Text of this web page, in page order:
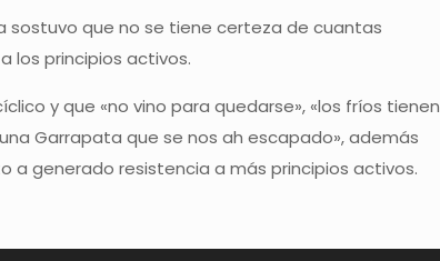
sostuvo que no se tiene certeza de cuantas
los principios activos.
y que «no vino para quedarse», «los fríos tienen
Garrapata que se nos ah escapado», además
a generado resistencia a más principios activos.